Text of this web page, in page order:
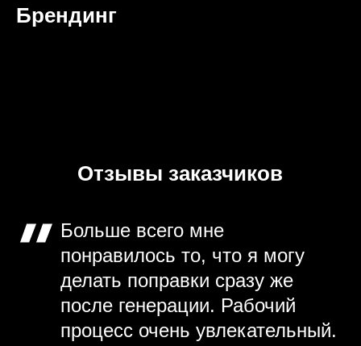
Брендинг
Отзывы заказчиков
Больше всего мне
понравилось то, что я могу
делать поправки сразу же
после генерации. Рабочий
процесс очень увлекательный.